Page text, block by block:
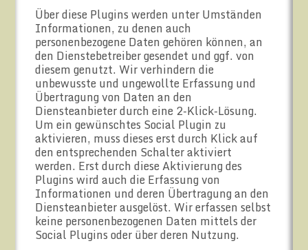
Über diese Plugins werden unter Umständen
Informationen, zu denen auch
personenbezogene Daten gehören können, an
den Dienstebetreiber gesendet und ggf. von
diesem genutzt. Wir verhindern die
unbewusste und ungewollte Erfassung und
Übertragung von Daten an den
Diensteanbieter durch eine 2-Klick-Lösung.
Um ein gewünschtes Social Plugin zu
aktivieren, muss dieses erst durch Klick auf
den entsprechenden Schalter aktiviert
werden. Erst durch diese Aktivierung des
Plugins wird auch die Erfassung von
Informationen und deren Übertragung an den
Diensteanbieter ausgelöst. Wir erfassen selbst
keine personenbezogenen Daten mittels der
Social Plugins oder über deren Nutzung.